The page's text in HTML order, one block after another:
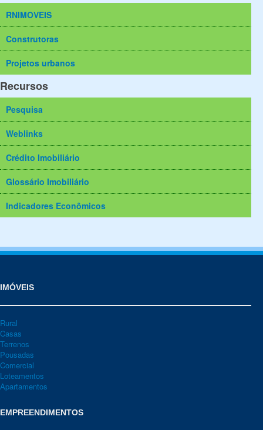
RNIMOVEIS
Construtoras
Projetos urbanos
Recursos
Pesquisa
Weblinks
Crédito Imobiliário
Glossário Imobiliário
Indicadores Econômicos
IMÓVEIS
Rural
Casas
Terrenos
Pousadas
Comercial
Loteamentos
Apartamentos
EMPREENDIMENTOS